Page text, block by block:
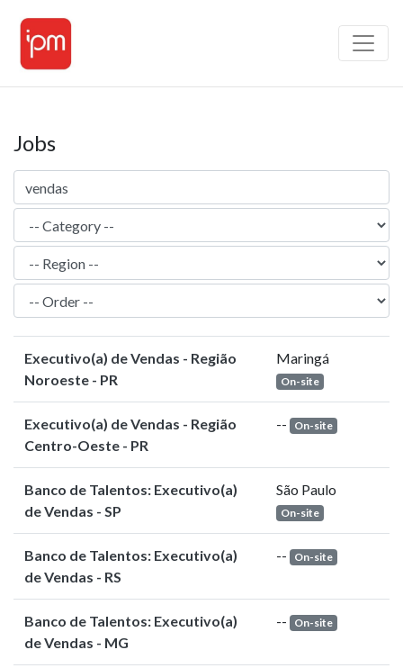
Jobs
Executivo(a) de Vendas - Região
Noroeste - PR
Maringá
On-site
Executivo(a) de Vendas - Região
Centro-Oeste - PR
-- On-site
Banco de Talentos: Executivo(a)
de Vendas - SP
São Paulo
On-site
Banco de Talentos: Executivo(a)
de Vendas - RS
-- On-site
Banco de Talentos: Executivo(a)
de Vendas - MG
-- On-site